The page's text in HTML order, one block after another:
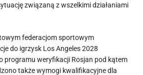
związaną z wszelkimi działaniami
federacjom sportowym
do igrzysk Los Angeles 2028
programu weryfikacji Rosjan pod kątem
także wymogi kwalifikacyjne dla